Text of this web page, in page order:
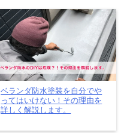
ベランダ防水塗装を自分でや
ってはいけない！その理由を
詳しく解説します。